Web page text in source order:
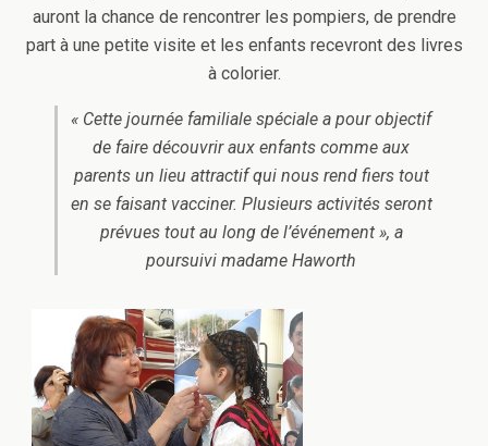
auront la chance de rencontrer les pompiers, de prendre
part à une petite visite et les enfants recevront des livres
à colorier.
« Cette journée familiale spéciale a pour objectif
de faire découvrir aux enfants comme aux
parents un lieu attractif qui nous rend fiers tout
en se faisant vacciner. Plusieurs activités seront
prévues tout au long de l’événement », a
poursuivi madame Haworth